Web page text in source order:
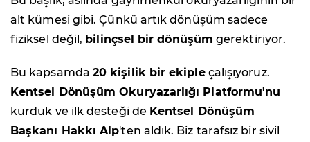
alt kümesi gibi. Çünkü artık dönüşüm sadece
fiziksel değil, bilinçsel bir dönüşüm gerektiriyor.
Bu kapsamda 20 kişilik bir ekipleçalışıyoruz.
Kentsel Dönüşüm Okuryazarlığı Platformu'nu
kurduk ve ilk desteği de Kentsel Dönüşüm
Başkanı Hakkı Alp'ten aldık. Biz tarafsız bir sivil